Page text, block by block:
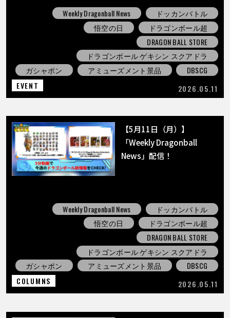
FR DE ES
Weekly Dragonball News
ドッカンバトル
悟空の日
ドラゴンボール超
DRAGON BALL STORE
ドラゴンボール ゲキシン スクアドラ
ガシャポン
アミューズメント景品
DBSCG
EVENT
2026.05.11
【5月11日（月）】
「Weekly Dragonball
News」配信！
Weekly Dragonball News
ドッカンバトル
悟空の日
ドラゴンボール超
DRAGON BALL STORE
ドラゴンボール ゲキシン スクアドラ
ガシャポン
アミューズメント景品
DBSCG
COLUMNS
2026.05.11